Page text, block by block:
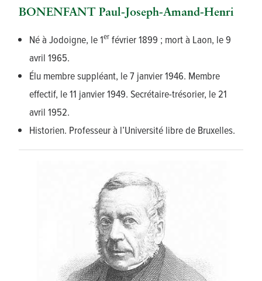
BONENFANT Paul-Joseph-Amand-Henri
Né à Jodoigne, le 1er février 1899 ; mort à Laon, le 9
avril 1965.
Élu membre suppléant, le 7 janvier 1946. Membre
effectif, le 11 janvier 1949. Secrétaire-trésorier, le 21
avril 1952.
Historien. Professeur à l’Université libre de Bruxelles.